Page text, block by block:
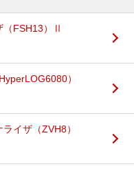
（FSH13）Ⅱ
）
イザ（ZVH8）